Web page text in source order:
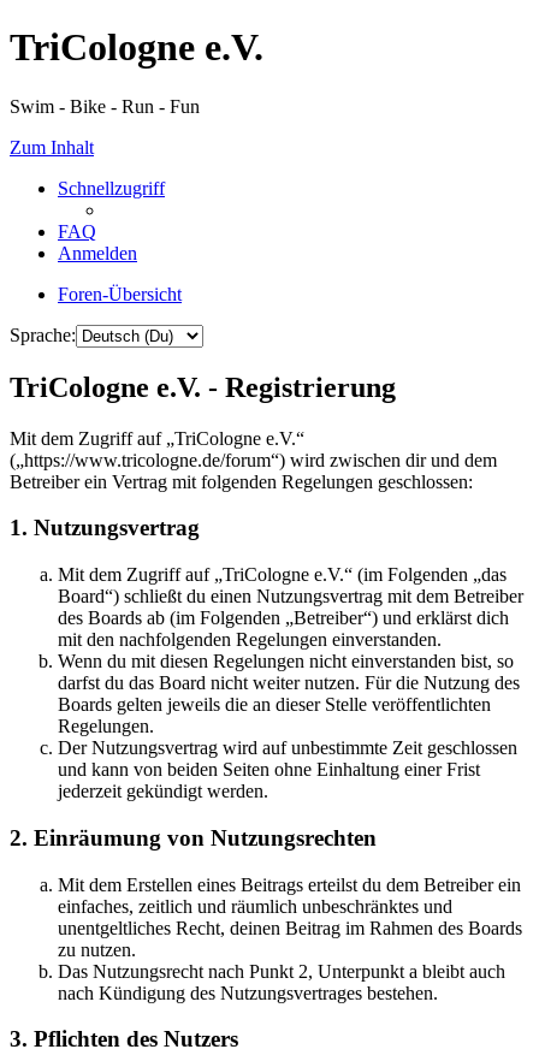
TriCologne e.V.
Swim - Bike - Run - Fun
Zum Inhalt
Schnellzugriff
FAQ
Anmelden
Foren-Übersicht
Sprache:
TriCologne e.V. - Registrierung
Mit dem Zugriff auf „TriCologne e.V.“
(„https://www.tricologne.de/forum“) wird zwischen dir und dem
Betreiber ein Vertrag mit folgenden Regelungen geschlossen:
1. Nutzungsvertrag
Mit dem Zugriff auf „TriCologne e.V.“ (im Folgenden „das
Board“) schließt du einen Nutzungsvertrag mit dem Betreiber
des Boards ab (im Folgenden „Betreiber“) und erklärst dich
mit den nachfolgenden Regelungen einverstanden.
Wenn du mit diesen Regelungen nicht einverstanden bist, so
darfst du das Board nicht weiter nutzen. Für die Nutzung des
Boards gelten jeweils die an dieser Stelle veröffentlichten
Regelungen.
Der Nutzungsvertrag wird auf unbestimmte Zeit geschlossen
und kann von beiden Seiten ohne Einhaltung einer Frist
jederzeit gekündigt werden.
2. Einräumung von Nutzungsrechten
Mit dem Erstellen eines Beitrags erteilst du dem Betreiber ein
einfaches, zeitlich und räumlich unbeschränktes und
unentgeltliches Recht, deinen Beitrag im Rahmen des Boards
zu nutzen.
Das Nutzungsrecht nach Punkt 2, Unterpunkt a bleibt auch
nach Kündigung des Nutzungsvertrages bestehen.
3. Pflichten des Nutzers